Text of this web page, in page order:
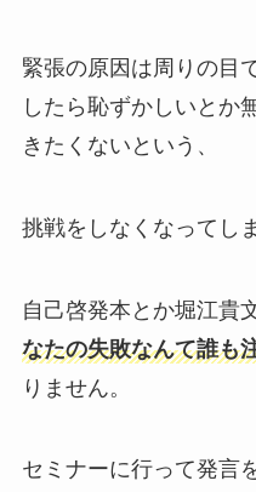
緊張の原因は周りの目
したら恥ずかしいとか
きたくないという、
挑戦をしなくなってし
自己啓発本とか堀江貴
なたの失敗なんて誰も
りません。
セミナーに行って発言